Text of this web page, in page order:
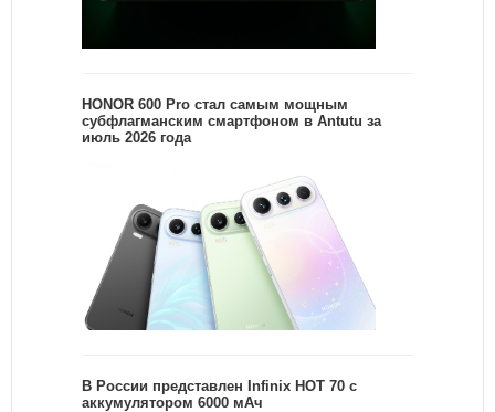
HONOR 600 Pro стал самым мощным
субфлагманским смартфоном в Antutu за
июль 2026 года
В России представлен Infinix HOT 70 с
аккумулятором 6000 мАч